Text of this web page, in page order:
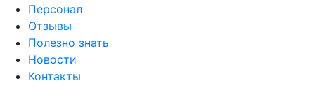
Персонал
Отзывы
Полезно знать
Новости
Контакты